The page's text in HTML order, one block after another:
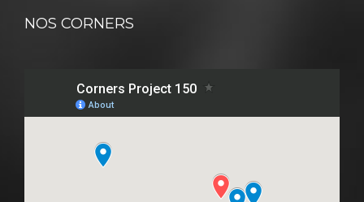
NOS CORNERS